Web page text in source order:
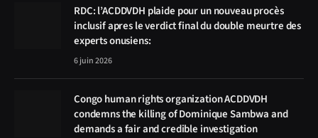
RDC: l’ACDDVDH plaide pour un nouveau procès
inclusif apres le verdict final du double meurtre des
experts onusiens:
6 juin 2026
Congo human rights organization ACDDVDH
condemns the killing of Dominique Sambwa and
demands a fair and credible investigation